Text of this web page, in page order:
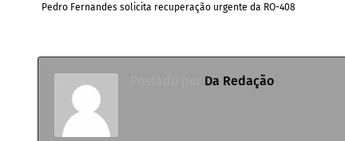
Pedro Fernandes solicita recuperação urgente da RO-408
Da Redação